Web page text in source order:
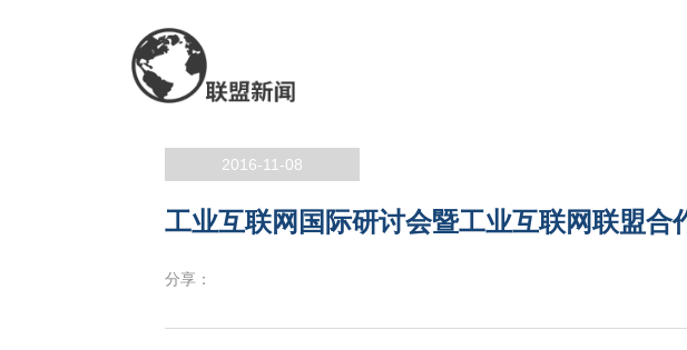
2016-11-08
工业互联网国际研讨会暨工业互联网联盟合
分享：